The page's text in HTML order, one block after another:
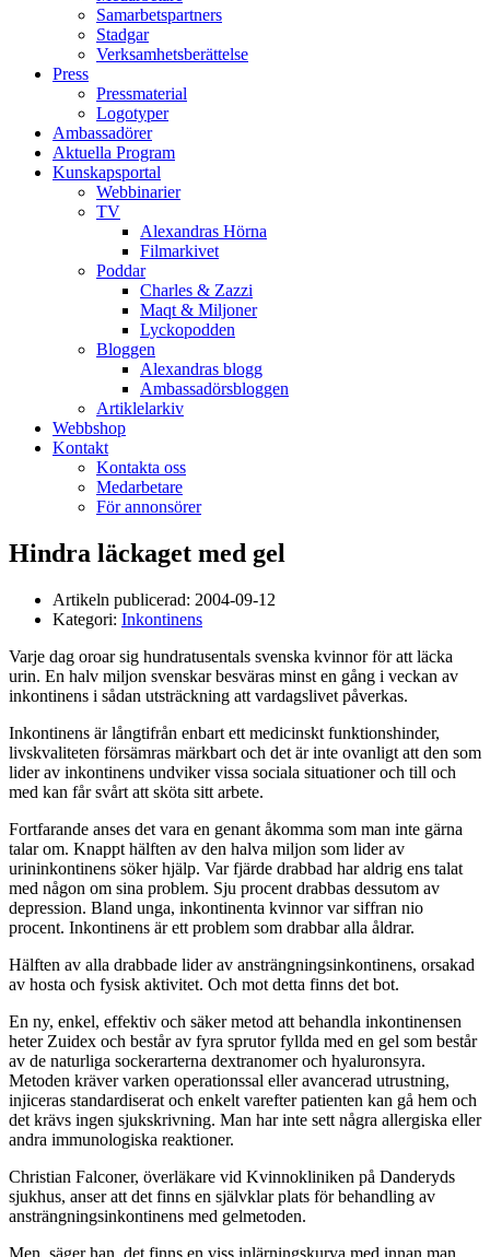
Samarbetspartners
Stadgar
Verksamhetsberättelse
Press
Pressmaterial
Logotyper
Ambassadörer
Aktuella Program
Kunskapsportal
Webbinarier
TV
Alexandras Hörna
Filmarkivet
Poddar
Charles & Zazzi
Maqt & Miljoner
Lyckopodden
Bloggen
Alexandras blogg
Ambassadörsbloggen
Artiklelarkiv
Webbshop
Kontakt
Kontakta oss
Medarbetare
För annonsörer
Hindra läckaget med gel
Artikeln publicerad: 2004-09-12
Kategori: Inkontinens
Varje dag oroar sig hundratusentals svenska kvinnor för att läcka
urin. En halv miljon svenskar besväras minst en gång i veckan av
inkontinens i sådan utsträckning att vardagslivet påverkas.
Inkontinens är långtifrån enbart ett medicinskt funktionshinder,
livskvaliteten försämras märkbart och det är inte ovanligt att den som
lider av inkontinens undviker vissa sociala situationer och till och
med kan får svårt att sköta sitt arbete.
Fortfarande anses det vara en genant åkomma som man inte gärna
talar om. Knappt hälften av den halva miljon som lider av
urininkontinens söker hjälp. Var fjärde drabbad har aldrig ens talat
med någon om sina problem. Sju procent drabbas dessutom av
depression. Bland unga, inkontinenta kvinnor var siffran nio
procent. Inkontinens är ett problem som drabbar alla åldrar.
Hälften av alla drabbade lider av ansträngningsinkontinens, orsakad
av hosta och fysisk aktivitet. Och mot detta finns det bot.
En ny, enkel, effektiv och säker metod att behandla inkontinensen
heter Zuidex och består av fyra sprutor fyllda med en gel som består
av de naturliga sockerarterna dextranomer och hyaluronsyra.
Metoden kräver varken operationssal eller avancerad utrustning,
injiceras standardiserat och enkelt varefter patienten kan gå hem och
det krävs ingen sjukskrivning. Man har inte sett några allergiska eller
andra immunologiska reaktioner.
Christian Falconer, överläkare vid Kvinnokliniken på Danderyds
sjukhus, anser att det finns en självklar plats för behandling av
ansträngningsinkontinens med gelmetoden.